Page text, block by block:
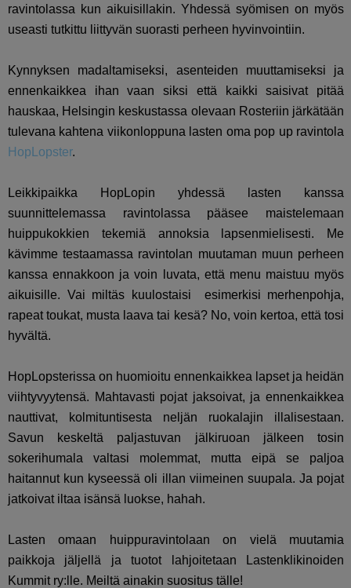
ravintolassa kun aikuisillakin. Yhdessä syömisen on myös
useasti tutkittu liittyvän suorasti perheen hyvinvointiin.
Kynnyksen madaltamiseksi, asenteiden muuttamiseksi ja
ennenkaikkea ihan vaan siksi että kaikki saisivat pitää
hauskaa, Helsingin keskustassa olevaan Rosteriin järkätään
tulevana kahtena viikonloppuna lasten oma pop up ravintola
HopLopster.
Leikkipaikka HopLopin yhdessä lasten kanssa
suunnittelemassa ravintolassa pääsee maistelemaan
huippukokkien tekemiä annoksia lapsenmielisesti. Me
kävimme testaamassa ravintolan muutaman muun perheen
kanssa ennakkoon ja voin luvata, että menu maistuu myös
aikuisille. Vai miltäs kuulostaisi esimerkisi merhenpohja,
rapeat toukat, musta laava tai kesä? No, voin kertoa, että tosi
hyvältä.
HopLopsterissa on huomioitu ennenkaikkea lapset ja heidän
viihtyvyytensä. Mahtavasti pojat jaksoivat, ja ennenkaikkea
nauttivat, kolmituntisesta neljän ruokalajin illalisestaan.
Savun keskeltä paljastuvan jälkiruoan jälkeen tosin
sokerihumala valtasi molemmat, mutta eipä se paljoa
haitannut kun kyseessä oli illan viimeinen suupala. Ja pojat
jatkoivat iltaa isänsä luokse, hahah.
Lasten omaan huippuravintolaan on vielä muutamia
paikkoja jäljellä ja tuotot lahjoitetaan Lastenklikinoiden
Kummit ry:lle. Meiltä ainakin suositus tälle!